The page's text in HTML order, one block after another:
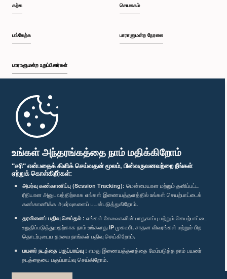
உங்கள் அந்தரங்கத்தை நாம் மதிக்கிறோம்
"சரி" என்பதைக் கிளிக் செய்வதன் மூலம், பின்வருவனவற்றை நீங்கள்
ஏற்றுக் கொள்கிறீர்கள்:
அமர்வு கண்காணிப்பு (Session Tracking): மென்மையான மற்றும் தனிப்பட்ட
ரீதியான அனுபவத்திற்காக எங்கள் இணையத்தளத்தில் உங்கள் செயற்பாட்டைக்
கண்காணிக்க அமர்வுகளைப் பயன்படுத்துகிறோம்.
தரவினைப் பதிவு செய்தல் : எங்கள் சேவைகளின் பாதுகாப்பு மற்றும் செயற்பாட்டை
உறுதிப்படுத்துவதற்காக நாம் உங்களது IP முகவரி, சாதன விவரங்கள் மற்றும் பிற
தொடர்புடைய தரவை நாங்கள் பதிவு செய்கிறோம்.
பயனர் நடத்தை பகுப்பாய்வு : எமது இணையத்தளத்தை மேம்படுத்த நாம் பயனர்
நடத்தையை பகுப்பாய்வு செய்கிறோம்.
கற்க
பங்கேற்க
பாராளுமன்ற உறுப்பினர்கள்
முதற்பக்கம்
செயலகம்
பாராளுமன்ற நேரலை
பாராளுமன்ற கையடக்க செயலி
எம்மை பின்தொடர்க :
விருதுகள்
தனியுரிமைக் கொள்கை